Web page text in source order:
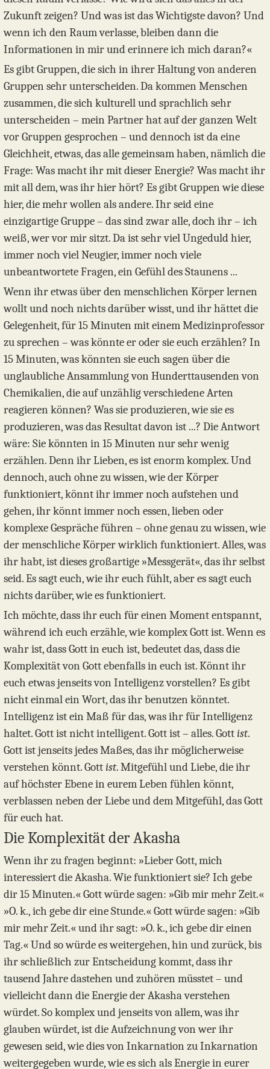
Zukunft zeigen? Und was ist das Wichtigste davon? Und
wenn ich den Raum verlasse, bleiben dann die
Informationen in mir und erinnere ich mich daran?«
Es gibt Gruppen, die sich in ihrer Haltung von anderen
Gruppen sehr unterscheiden. Da kommen Menschen
zusammen, die sich kulturell und sprachlich sehr
unterscheiden – mein Partner hat auf der ganzen Welt
vor Gruppen gesprochen – und dennoch ist da eine
Gleichheit, etwas, das alle gemeinsam haben, nämlich die
Frage: Was macht ihr mit dieser Energie? Was macht ihr
mit all dem, was ihr hier hört? Es gibt Gruppen wie diese
hier, die mehr wollen als andere. Ihr seid eine
einzigartige Gruppe – das sind zwar alle, doch ihr – ich
weiß, wer vor mir sitzt. Da ist sehr viel Ungeduld hier,
immer noch viel Neugier, immer noch viele
unbeantwortete Fragen, ein Gefühl des Staunens ...
Wenn ihr etwas über den menschlichen Körper lernen
wollt und noch nichts darüber wisst, und ihr hättet die
Gelegenheit, für 15 Minuten mit einem Medizinprofessor
zu sprechen – was könnte er oder sie euch erzählen? In
15 Minuten, was könnten sie euch sagen über die
unglaubliche Ansammlung von Hunderttausenden von
Chemikalien, die auf unzählig verschiedene Arten
reagieren können? Was sie produzieren, wie sie es
produzieren, was das Resultat davon ist ...? Die Antwort
wäre: Sie könnten in 15 Minuten nur sehr wenig
erzählen. Denn ihr Lieben, es ist enorm komplex. Und
dennoch, auch ohne zu wissen, wie der Körper
funktioniert, könnt ihr immer noch aufstehen und
gehen, ihr könnt immer noch essen, lieben oder
komplexe Gespräche führen – ohne genau zu wissen, wie
der menschliche Körper wirklich funktioniert. Alles, was
ihr habt, ist dieses großartige »Messgerät«, das ihr selbst
seid. Es sagt euch, wie ihr euch fühlt, aber es sagt euch
nichts darüber, wie es funktioniert.
Ich möchte, dass ihr euch für einen Moment entspannt,
während ich euch erzähle, wie komplex Gott ist. Wenn es
wahr ist, dass Gott in euch ist, bedeutet das, dass die
Komplexität von Gott ebenfalls in euch ist. Könnt ihr
euch etwas jenseits von Intelligenz vorstellen? Es gibt
nicht einmal ein Wort, das ihr benutzen könntet.
Intelligenz ist ein Maß für das, was ihr für Intelligenz
haltet. Gott ist nicht intelligent. Gott ist – alles. Gottist.
Gott ist jenseits jedes Maßes, das ihr möglicherweise
verstehen könnt. Gottist. Mitgefühl und Liebe, die ihr
auf höchster Ebene in eurem Leben fühlen könnt,
verblassen neben der Liebe und dem Mitgefühl, das Gott
für euch hat.
Die Komplexität der Akasha
Wenn ihr zu fragen beginnt: »Lieber Gott, mich
interessiert die Akasha. Wie funktioniert sie? Ich gebe
dir 15 Minuten.« Gott würde sagen: »Gib mir mehr Zeit.«
»O. k., ich gebe dir eine Stunde.« Gott würde sagen: »Gib
mir mehr Zeit.« und ihr sagt: »O. k., ich gebe dir einen
Tag.« Und so würde es weitergehen, hin und zurück, bis
ihr schließlich zur Entscheidung kommt, dass ihr
tausend Jahre dastehen und zuhören müsstet – und
vielleicht dann die Energie der Akasha verstehen
würdet. So komplex und jenseits von allem, was ihr
glauben würdet, ist die Aufzeichnung von wer ihr
gewesen seid, wie dies von Inkarnation zu Inkarnation
weitergegeben wurde, wie es sich als Energie in eurer